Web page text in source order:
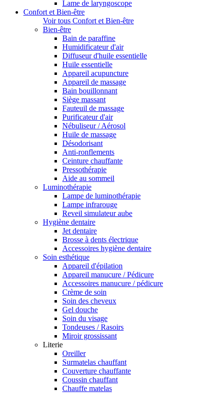
Lame de laryngoscope
Confort et Bien-être
Voir tous Confort et Bien-être
Bien-être
Bain de paraffine
Humidificateur d'air
Diffuseur d'huile essentielle
Huile essentielle
Appareil acupuncture
Appareil de massage
Bain bouillonnant
Siège massant
Fauteuil de massage
Purificateur d'air
Nébuliseur / Aérosol
Huile de massage
Désodorisant
Anti-ronflements
Ceinture chauffante
Pressothérapie
Aide au sommeil
Luminothérapie
Lampe de luminothérapie
Lampe infrarouge
Reveil simulateur aube
Hygiène dentaire
Jet dentaire
Brosse à dents électrique
Accessoires hygiène dentaire
Soin esthétique
Appareil d'épilation
Appareil manucure / Pédicure
Accessoires manucure / pédicure
Crème de soin
Soin des cheveux
Gel douche
Soin du visage
Tondeuses / Rasoirs
Miroir grossissant
Literie
Oreiller
Surmatelas chauffant
Couverture chauffante
Coussin chauffant
Chauffe matelas